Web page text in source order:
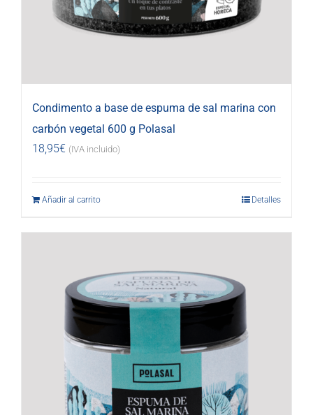
Condimento a base de espuma de sal marina con
carbón vegetal 600 g Polasal
18,95€ (IVA incluido)
Añadir al carrito Detalles